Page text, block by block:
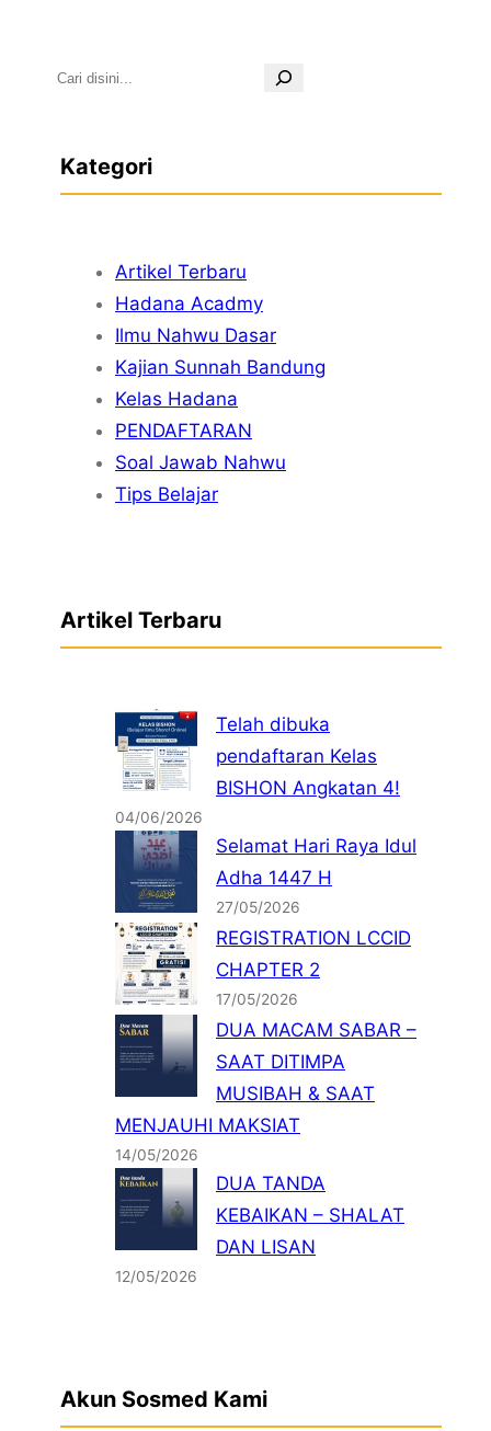
S
Kategori
Artikel Terbaru
Hadana Acadmy
Ilmu Nahwu Dasar
Kajian Sunnah Bandung
Kelas Hadana
PENDAFTARAN
Soal Jawab Nahwu
Tips Belajar
Artikel Terbaru
Telah dibuka
pendaftaran Kelas
BISHON Angkatan 4!
04/06/2026
Selamat Hari Raya Idul
Adha 1447 H
27/05/2026
REGISTRATION LCCID
CHAPTER 2
17/05/2026
DUA MACAM SABAR –
SAAT DITIMPA
MUSIBAH & SAAT
MENJAUHI MAKSIAT
14/05/2026
DUA TANDA
KEBAIKAN – SHALAT
DAN LISAN
12/05/2026
Akun Sosmed Kami